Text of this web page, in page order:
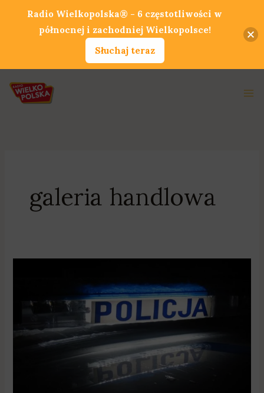
galeria handlowa
Radio Wielkopolska® - 6 częstotliwości w
północnej i zachodniej Wielkopolsce!
Słuchaj teraz